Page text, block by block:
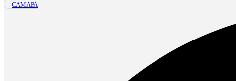
САМАРА